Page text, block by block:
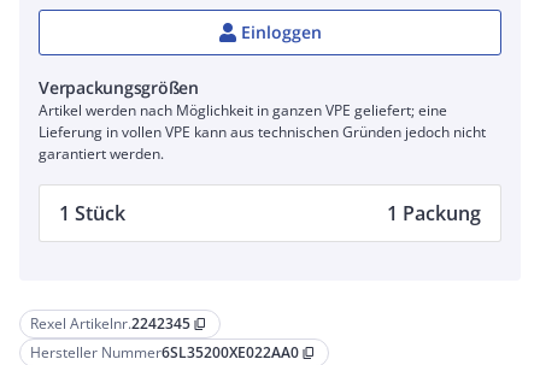
Rexel Artikelnr.2242345 content_copy
Hersteller Nummer6SL35200XE022AA0 content_copy
Einloggen
Verpackungsgrößen
Artikel werden nach Möglichkeit in ganzen VPE geliefert; eine
Lieferung in vollen VPE kann aus technischen Gründen jedoch nicht
garantiert werden.
1 Stück 1 Packung